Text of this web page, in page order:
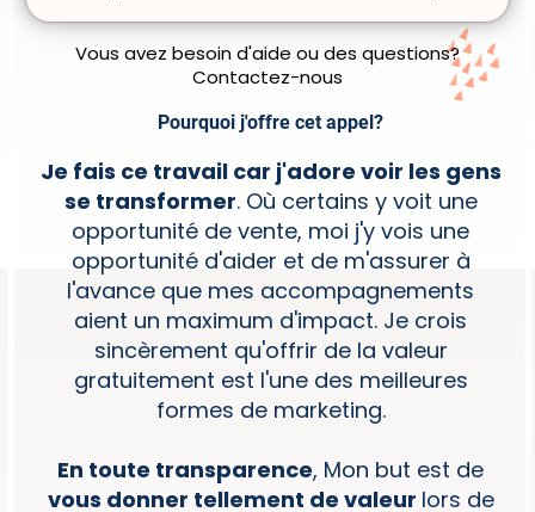
Vous avez besoin d'aide ou des questions?
Contactez-nous
Pourquoi j'offre cet appel?
Je fais ce travail car j'adore voir les gens
se transformer. Où certains y voit une
opportunité de vente, moi j'y vois une
opportunité d'aider et de m'assurer à
l'avance que mes accompagnements
aient un maximum d'impact. Je crois
sincèrement qu'offrir de la valeur
gratuitement est l'une des meilleures
formes de marketing.
En toute transparence, Mon but est de
vous donner tellement de valeur lors de